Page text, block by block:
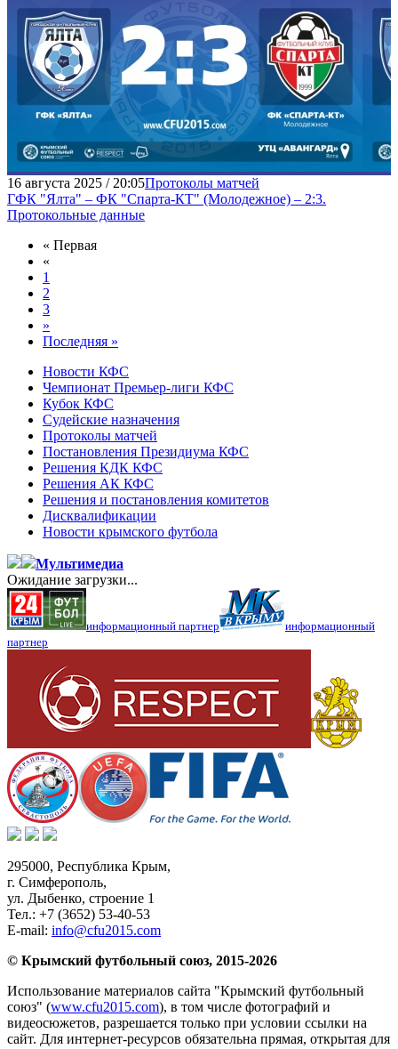
16 августа 2025 / 20:05Протоколы матчей
ГФК "Ялта" – ФК "Спарта-КТ" (Молодежное) – 2:3.
Протокольные данные
« Первая
«
1
2
3
»
Последняя »
Новости КФС
Чемпионат Премьер-лиги КФС
Кубок КФС
Судейские назначения
Протоколы матчей
Постановления Президиума КФС
Решения КДК КФС
Решения АК КФС
Решения и постановления комитетов
Дисквалификации
Новости крымского футбола
Мультимедиа
Ожидание загрузки...
информационный партнер
информационный
партнер
295000, Республика Крым,
г. Симферополь,
ул. Дыбенко, строение 1
Тел.: +7 (3652) 53-40-53
E-mail: info@cfu2015.com
© Крымский футбольный союз, 2015-2026
Использование материалов сайта "Крымский футбольный
союз" (www.cfu2015.com), в том числе фотографий и
видеосюжетов, разрешается только при условии ссылки на
сайт. Для интернет-ресурсов обязательна прямая, открытая для